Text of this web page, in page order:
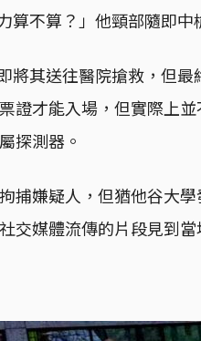
算不算？」他頸部隨即中
將其送往醫院搶救，但
證才能入場，但實際上
探測器。
捕嫌疑人，但猶他谷大
交媒體流傳的片段見到